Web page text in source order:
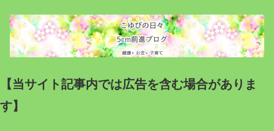
【当サイト記事内では広告を含む場合がありま
す】